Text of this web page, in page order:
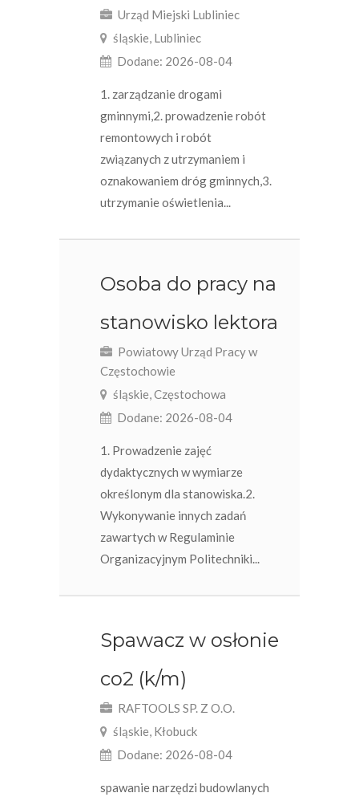
Urząd Miejski Lubliniec
śląskie, Lubliniec
Dodane: 2026-08-04
1. zarządzanie drogami
gminnymi,2. prowadzenie robót
remontowych i robót
związanych z utrzymaniem i
oznakowaniem dróg gminnych,3.
utrzymanie oświetlenia...
Osoba do pracy na
stanowisko lektora
Powiatowy Urząd Pracy w
Częstochowie
śląskie, Częstochowa
Dodane: 2026-08-04
1. Prowadzenie zajęć
dydaktycznych w wymiarze
określonym dla stanowiska.2.
Wykonywanie innych zadań
zawartych w Regulaminie
Organizacyjnym Politechniki...
Spawacz w osłonie
co2 (k/m)
RAFTOOLS SP. Z O.O.
śląskie, Kłobuck
Dodane: 2026-08-04
spawanie narzędzi budowlanych